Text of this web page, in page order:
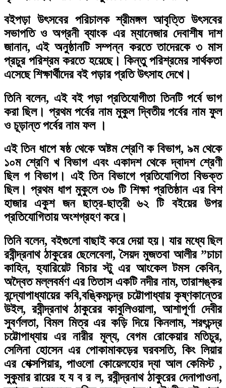
বইপড়া উৎসবের পরিচালক শ্রীমঙ্গল আবৃত্তি উৎসবের
সভাপতি ও অগ্রনী ব্যাংক এর ম্যানেজার দেবাশীষ দাশ
জানান, এই অনুষ্ঠানটি সম্পন্ন করতে তাদেরকে ৩ মাস
প্রচুর পরিশ্রম করতে হয়েছে। কিন্তু পরিশ্রমের সার্থকতা
এসেছে শিক্ষার্থীদের বই পড়ার প্রতি উৎসাহ দেখে।
তিনি বলেন, এই বই পড়া প্রতিযোগীতা তিনটি পর্বে ভাগ
করা ছিল। প্রথম পর্বের নাম মুকুল দ্বিতীয় পর্বের নাম ফুল
ও চূড়ান্ত পর্বের নাম ফল ।
এই তিন ধাপে ষষ্ঠ থেকে অষ্টম শ্রেণি ক বিভাগ, ৯ম থেকে
১০ম শ্রেণি খ বিভাগ এবং একাদশ থেকে দ্বাদশ শ্রেণী
ছিল গ বিভাগ। এই তিন বিভাগে প্রতিযোগিতা বিভক্ত
ছিল। প্রথম ধাপ মুকুলে ৩৬ টি শিক্ষা প্রতিষ্ঠান এর বিশ
হাজার একুশ জন ছাত্র-ছাত্রী ৬২ টি বইয়ের উপর
প্রতিযোগিতায় অংশগ্রহণ করে।
তিনি বলেন, বইগুলো বাছাই করে দেয়া হয়। যার মধ্যে ছিল
রবীন্দ্রনাথ ঠাকুরের ছেলেবেলা, সৈয়দ মুজতবা আলীর ”চাচা
কাহিন, হ্যারিয়েট বিচার স্টু এর আংকেল টমস কেবিন,
অদ্বৈত মল্লবর্মণ এর তিতাস একটি নদীর নাম, তারাশঙ্কর
বন্দ্যোপাধ্যায়ের কবি,বঙ্কিমচন্দ্র চট্টোপাধ্যায় কৃষ্ণকান্তের
উইল, রবীন্দ্রনাথ ঠাকুরের কাবুলিওয়ালা, আশাপূর্ণা দেবীর
সুবর্ণলতা, বিমল মিত্র এর কড়ি দিয়ে কিনলাম, শরৎচন্দ্র
চট্টোপাধ্যায় এর নারীর মূল্য, বেগম রোকেয়ার মতিচুর,
সেলিনা হোসেন এর পোকামাকড়ের ঘরবসতি, কিং লিয়ার
এর শেক্সপিয়ার, পাওলো কোয়েলহোর দ্যা আল কেমিস্ট ,
সুকুমার রায়ের হ য ব র ল, রবীন্দ্রনাথ ঠাকুরের দেনাপাওনা,